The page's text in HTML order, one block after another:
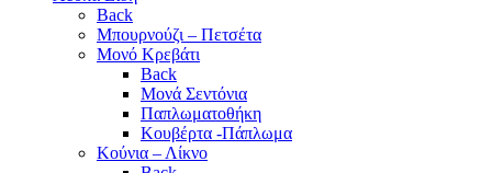
Back
Μπουρνούζι – Πετσέτα
Μονό Κρεβάτι
Back
Μονά Σεντόνια
Παπλωματοθήκη
Κουβέρτα -Πάπλωμα
Κούνια – Λίκνο